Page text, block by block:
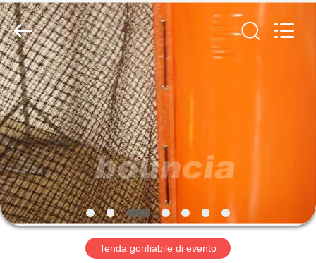
CASA
PRODOTTI
VIDEO
CIRCA
NOI
Guangzhou
Bouncia
Inflatables
Factory.
All
Rights
Reserved.
Tenda gonfiabile di evento